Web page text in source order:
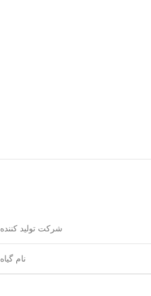
شرکت تولید کننده
نام گیاه